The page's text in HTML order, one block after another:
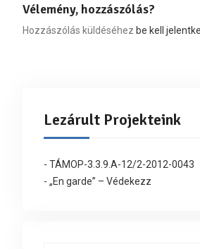
Vélemény, hozzászólás?
Hozzászólás küldéséhez be kell
Lezárult Projekteink
- TÁMOP-3.3.9.A-12/2-2012-0043
- „En garde” – Védekezz